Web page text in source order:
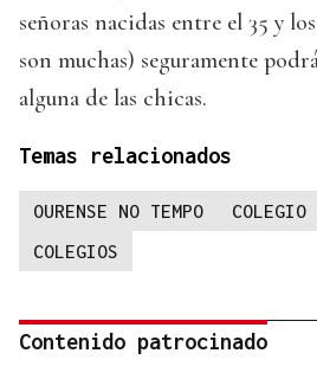
señoras nacidas entre el 35 y
son muchas) seguramente
alguna de las chicas.
Temas relacionados
OURENSE NO TEMPO
COLEGIO
COLEGIOS
Contenido patrocinado